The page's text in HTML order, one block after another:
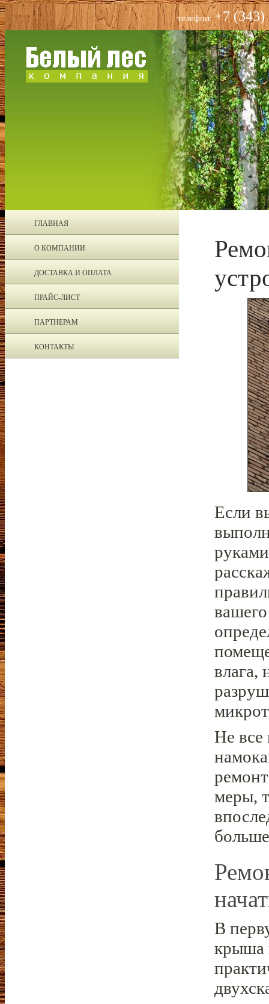
телефон:+7 (343)
ГЛАВНАЯ
О КОМПАНИИ
ДОСТАВКА И ОПЛАТА
ПРАЙС-ЛИСТ
ПАРТНЕРАМ
КОНТАКТЫ
Если
влага,
Не все
меры,
В
крыша